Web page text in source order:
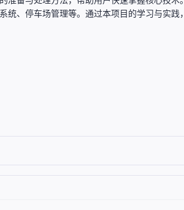
统、停车场管理等。通过本项目的学习与实践